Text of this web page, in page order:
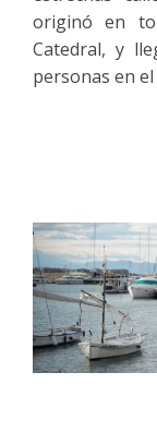
originó en
Catedral, y
personas en el